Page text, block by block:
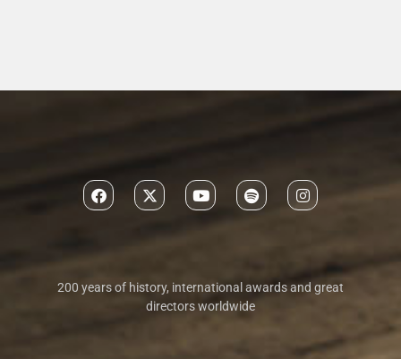
200 years of history, international awards and great
directors worldwide